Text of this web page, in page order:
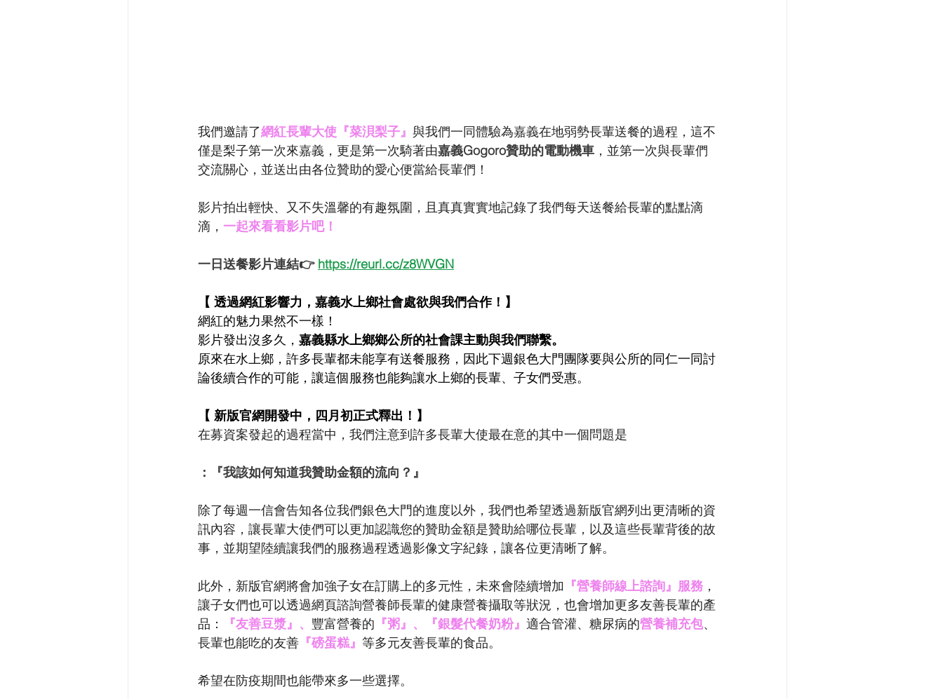
我們邀請了網紅長輩大使『菜浿梨子』 與我們一同體驗為嘉義在地弱勢長輩送餐的過程，這不
僅是梨子第一次來嘉義，更是第一次騎著由嘉義Gogoro贊助的電動機車 ，並第一次與長輩們
交流關心，並送出由各位贊助的愛心便當給長輩們！
影片拍出輕快、又不失溫馨的有趣氛圍，且真真實實地記錄了我們每天送餐給長輩的點點滴
滴， 一起來看看影片吧！
一日送餐影片連結👉 https://reurl.cc/z8WVGN
【 透過網紅影響力，嘉義水上鄉社會處欲與我們合作！】
網紅的魅力果然不一樣！
影片發出沒多久， 嘉義縣水上鄉鄉公所的社會課主動與我們聯繫。
原來在水上鄉，許多長輩都未能享有送餐服務，因此下週銀色大門團隊要與公所的同仁一同討
論後續合作的可能，讓這個服務也能夠讓水上鄉的長輩、子女們受惠。
【 新版官網開發中，四月初正式釋出！】
在募資案發起的過程當中，我們注意到許多長輩大使最在意的其中一個問題是
：『我該如何知道我贊助金額的流向？』
除了每週一信會告知各位我們銀色大門的進度以外，我們也希望透過新版官網列出更清晰的資
訊內容，讓長輩大使們可以更加認識您的贊助金額是贊助給哪位長輩，以及這些長輩背後的故
事，並期望陸續讓我們的服務過程透過影像文字紀錄，讓各位更清晰了解。
此外，新版官網將會加強子女在訂購上的多元性，未來會陸續增加 『營養師線上諮詢』服務 ，
讓子女們也可以透過網頁諮詢營養師長輩的健康營養攝取等狀況，也會增加更多友善長輩的產
品：
『友善豆漿』、 豐富營養的 『粥』、『銀髮代餐奶粉』 適合管灌、糖尿病的營養補充包、
長輩也能吃的友善 『磅蛋糕』 等多元友善長輩的食品。
希望在防疫期間也能帶來多一些選擇。